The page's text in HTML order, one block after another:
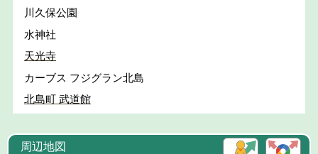
川久保公園
水神社
天光寺
カーブス フジグラン北島
北島町 武道館
周辺地図